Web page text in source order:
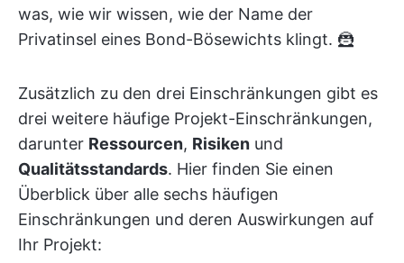
was, wie wir wissen, wie der Name der
Privatinsel eines Bond-Bösewichts klingt. 🦹
Zusätzlich zu den drei Einschränkungen gibt es
drei weitere häufige Projekt-Einschränkungen,
darunter Ressourcen, Risiken und
Qualitätsstandards. Hier finden Sie einen
Überblick über alle sechs häufigen
Einschränkungen und deren Auswirkungen auf
Ihr Projekt: